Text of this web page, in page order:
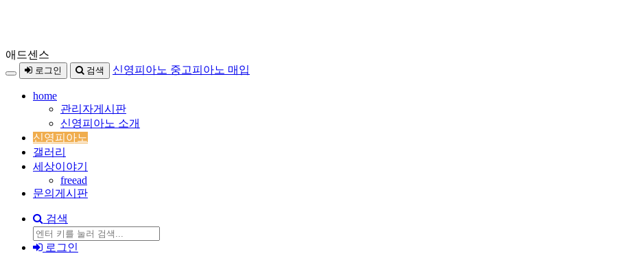
애드센스
문
바
로
가
기
로그인 검색 신영피아노 중고피아노 매입
home
관리자게시판
신영피아노 소개
신영피아노
갤러리
세상이야기
freead
문의게시판
검색
검
로그인